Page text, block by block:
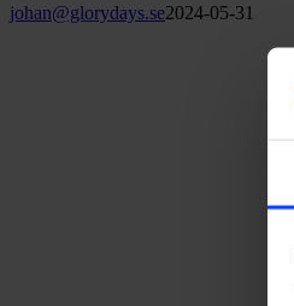
johan@glorydays.se2024-05-31